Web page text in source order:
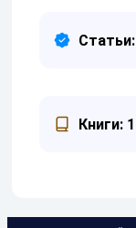
Книги: 1